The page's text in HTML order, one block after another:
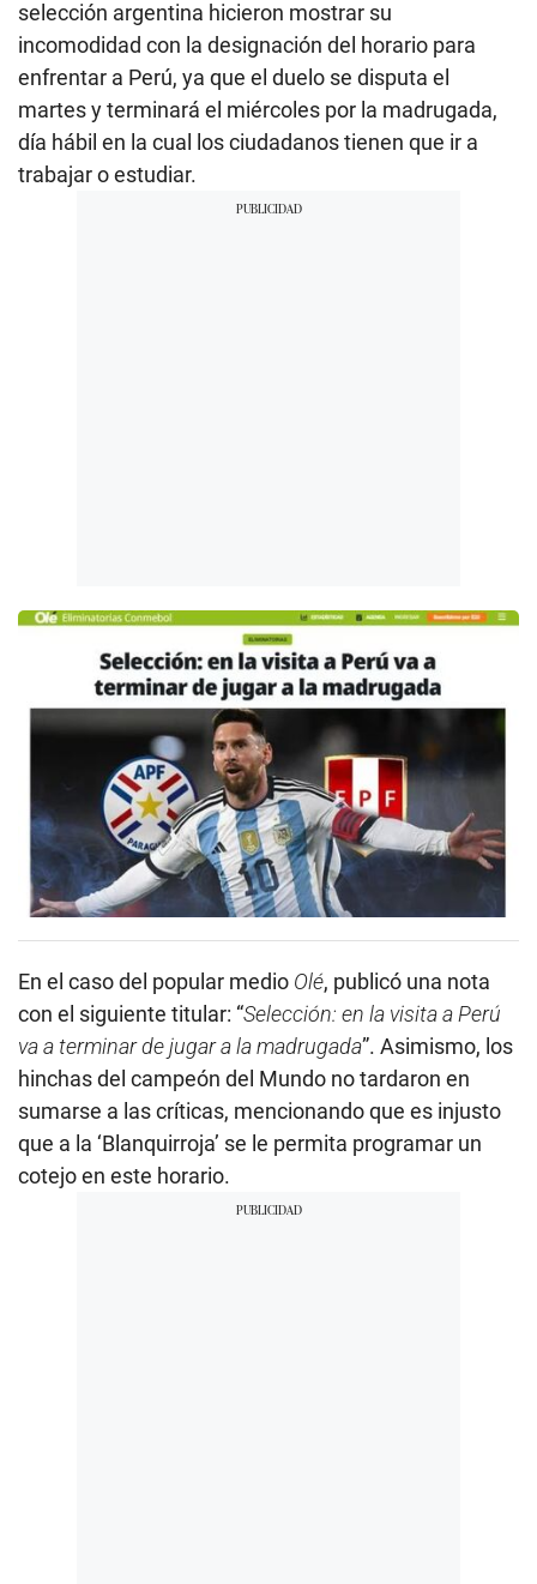
selección argentina hicieron mostrar su
incomodidad con la designación del horario para
enfrentar a Perú, ya que el duelo se disputa el
martes y terminará el miércoles por la madrugada,
día hábil en la cual los ciudadanos tienen que ir a
trabajar o estudiar.
En el caso del popular medio Olé, publicó una nota
con el siguiente titular: “Selección: en la visita a Perú
va a terminar de jugar a la madrugada”. Asimismo, los
hinchas del campeón del Mundo no tardaron en
sumarse a las críticas, mencionando que es injusto
que a la ‘Blanquirroja’ se le permita programar un
cotejo en este horario.